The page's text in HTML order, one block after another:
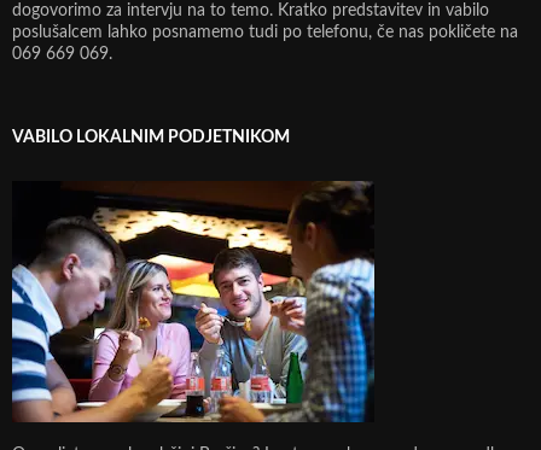
dogovorimo za intervju na to temo. Kratko predstavitev in vabilo
poslušalcem lahko posnamemo tudi po telefonu, če nas pokličete na
069 669 069.
VABILO LOKALNIM PODJETNIKOM